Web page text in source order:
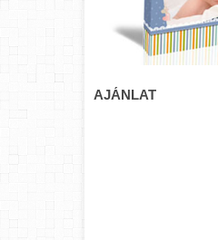
AJÁNLAT